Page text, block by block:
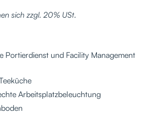
sich zzgl. 20% USt.
Portierdienst und Facility Management
Arbeitsplatzbeleuchtung